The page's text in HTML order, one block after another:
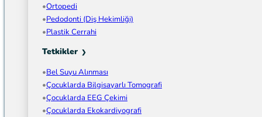
Ortopedi
Pedodonti (Diş Hekimliği)
Plastik Cerrahi
Tetkikler
Bel Suyu Alınması
Çocuklarda Bilgisayarlı Tomografi
Çocuklarda EEG Çekimi
Çocuklarda Ekokardiyografi